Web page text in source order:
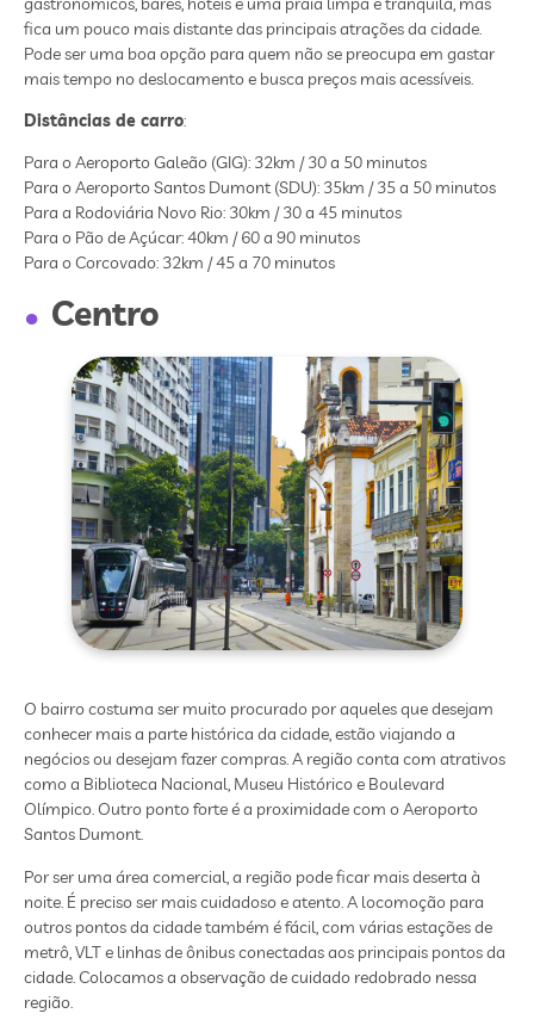
fica um pouco mais distante das principais atrações da cidade.
Pode ser uma boa opção para quem não se preocupa em gastar
mais tempo no deslocamento e busca preços mais acessíveis.
Distâncias de carro:
Para o Aeroporto Galeão (GIG): 32km / 30 a 50 minutos
Para o Aeroporto Santos Dumont (SDU): 35km / 35 a 50 minutos
Para a Rodoviária Novo Rio: 30km / 30 a 45 minutos
Para o Pão de Açúcar: 40km / 60 a 90 minutos
Para o Corcovado: 32km / 45 a 70 minutos
Centro
O bairro costuma ser muito procurado por aqueles que desejam
conhecer mais a parte histórica da cidade, estão viajando a
negócios ou desejam fazer compras. A região conta com atrativos
como a Biblioteca Nacional, Museu Histórico e Boulevard
Olímpico. Outro ponto forte é a proximidade com o Aeroporto
Santos Dumont.
Por ser uma área comercial, a região pode ficar mais deserta à
noite. É preciso ser mais cuidadoso e atento. A locomoção para
outros pontos da cidade também é fácil, com várias estações de
metrô, VLT e linhas de ônibus conectadas aos principais pontos da
cidade. Colocamos a observação de cuidado redobrado nessa
região.